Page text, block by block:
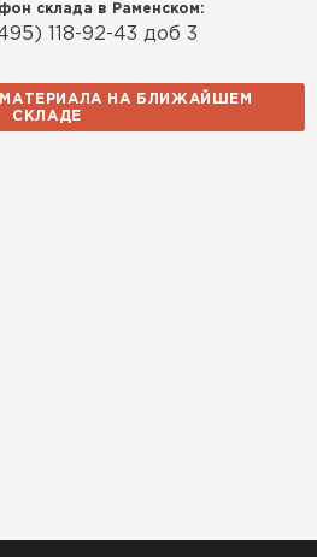
склада в Раменском:
118-92-43 доб 3
НА БЛИЖАЙШЕМ
СКЛАДЕ